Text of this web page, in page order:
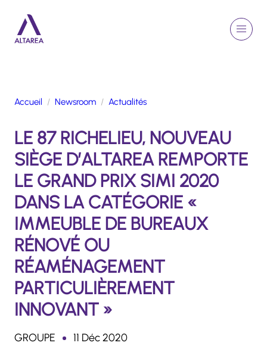
Menu
ACTIVITÉS
ENGAGEMENTS
TALENTS
FINANCE
NEWSROOM
PORTFOLIO
Rechercher
Accueil Newsroom Actualités
LE 87 RICHELIEU, NOUVEAU
SIÈGE D’ALTAREA REMPORTE
LE GRAND PRIX SIMI 2020
DANS LA CATÉGORIE «
IMMEUBLE DE BUREAUX
RÉNOVÉ OU
RÉAMÉNAGEMENT
PARTICULIÈREMENT
INNOVANT »
GROUPE 11 Déc 2020